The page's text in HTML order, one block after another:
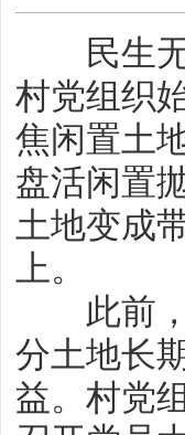
民生
村党组织
焦闲置土
盘活闲置
土地变成
上。
此前，
分土地长
益。村党